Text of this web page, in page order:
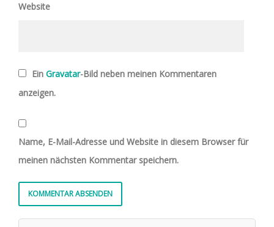
Website
Ein Gravatar-Bild neben meinen Kommentaren
anzeigen.
Name, E-Mail-Adresse und Website in diesem Browser für
meinen nächsten Kommentar speichern.